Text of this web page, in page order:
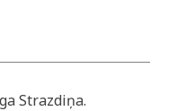
Strazdiņa.